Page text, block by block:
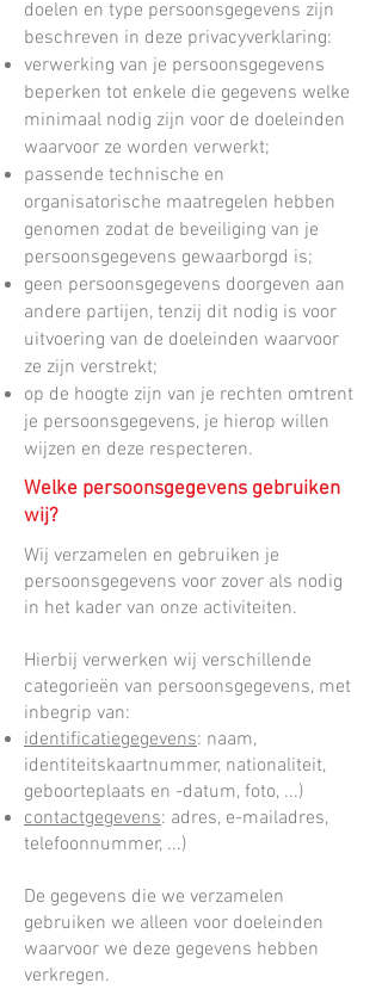
doelen en type persoonsgegevens zijn
beschreven in deze privacyverklaring:
verwerking van je persoonsgegevens
beperken tot enkele die gegevens welke
minimaal nodig zijn voor de doeleinden
waarvoor ze worden verwerkt;
passende technische en
organisatorische maatregelen hebben
genomen zodat de beveiliging van je
persoonsgegevens gewaarborgd is;
geen persoonsgegevens doorgeven aan
andere partijen, tenzij dit nodig is voor
uitvoering van de doeleinden waarvoor
ze zijn verstrekt;
op de hoogte zijn van je rechten omtrent
je persoonsgegevens, je hierop willen
wijzen en deze respecteren.
Welke persoonsgegevens gebruiken
wij?
Wij verzamelen en gebruiken je
persoonsgegevens voor zover als nodig
in het kader van onze activiteiten.
Hierbij verwerken wij verschillende
categorieën van persoonsgegevens, met
inbegrip van:
identificatiegegevens: naam,
identiteitskaartnummer, nationaliteit,
geboorteplaats en -datum, foto, ...)
contactgegevens: adres, e-mailadres,
telefoonnummer, ...)
De gegevens die we verzamelen
gebruiken we alleen voor doeleinden
waarvoor we deze gegevens hebben
verkregen.